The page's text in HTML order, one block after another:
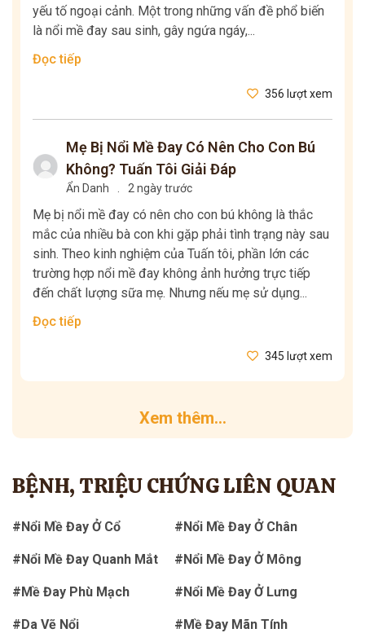
yếu tố ngoại cảnh. Một trong những vấn đề phổ biến
là nổi mề đay sau sinh, gây ngứa ngáy,...
Đọc tiếp
356 lượt xem
Mẹ Bị Nổi Mề Đay Có Nên Cho Con Bú
Không? Tuấn Tôi Giải Đáp
Ẩn Danh 2 ngày trước
Mẹ bị nổi mề đay có nên cho con bú không là thắc
mắc của nhiều bà con khi gặp phải tình trạng này sau
sinh. Theo kinh nghiệm của Tuấn tôi, phần lớn các
trường hợp nổi mề đay không ảnh hưởng trực tiếp
đến chất lượng sữa mẹ. Nhưng nếu mẹ sử dụng...
Đọc tiếp
345 lượt xem
Xem thêm...
BỆNH, TRIỆU CHỨNG LIÊN QUAN
#Nổi Mề Đay Ở Cổ #Nổi Mề Đay Ở Chân
#Nổi Mề Đay Quanh Mắt #Nổi Mề Đay Ở Mông
#Mề Đay Phù Mạch #Nổi Mề Đay Ở Lưng
#Da Vẽ Nổi #Mề Đay Mãn Tính